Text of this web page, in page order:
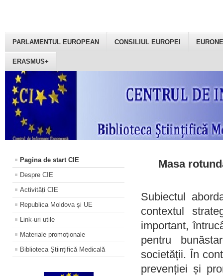
PARLAMENTUL EUROPEAN CONSILIUL EUROPEI
ERASMUS+
Pagina de start CIE
Despre CIE
Activități CIE
Republica Moldova și UE
Link-uri utile
Materiale promoţionale
Biblioteca Științifică Medicală
Masa
Subiectul
contextul
important,
pentru
societății. În
prevenției și